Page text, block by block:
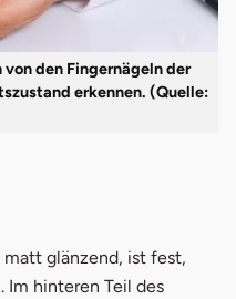
den Fingernägeln der
erkennen. (Quelle:
glänzend, ist fest,
Im hinteren Teil des